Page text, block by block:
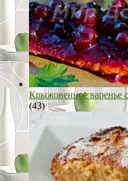
Крыжовенное варенье
(43)